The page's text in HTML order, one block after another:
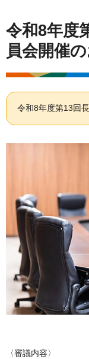
令和8年度
員会開催
令和8年度第13回
〈審議内容〉